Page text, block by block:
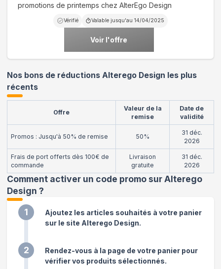
promotions de printemps chez AlterEgo Design
Vérifié Valable jusqu'au 14/04/2025
Voir l'offre
Nos bons de réductions Alterego Design les plus
récents
Offre
Valeur de la
remise
Date de
validité
Promos : Jusqu'à 50% de remise 50%
31 déc.
2026
Frais de port offerts dès 100€ de
commande
Livraison
gratuite
31 déc.
2026
Comment activer un code promo sur Alterego
Design ?
1
Ajoutez les articles souhaités à votre panier
sur le site Alterego Design.
2
Rendez-vous à la page de votre panier pour
vérifier vos produits sélectionnés.